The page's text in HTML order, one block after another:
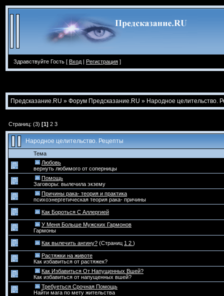
Здравствуйте Гость [ Вход | Регистрация ]
Предсказание.RU » Форум Предсказание.RU » Народное целительство.
Страниц: (3) [1] 2 3
Народное целительство. Рецепты
Тема
Любовь
вернуть любимого от соперницы
Помощь
Заговоры: вылечила экзему
Причины рака- теория и практика
психоэнергетическая теория рака- причины
Как Бороться С Аллергией
У Меня Больше Мужских Гармонов
Гармоны
Как вылечить ангину? (Страниц 1 2 )
Растяжки на животе
Как избавиться от растяжек?
Как Избавиться От Напущенных Вшей?
Как избавиться от напущенных вшей?
Требуеться Срочная Помощь
Найти мага по мету жительства